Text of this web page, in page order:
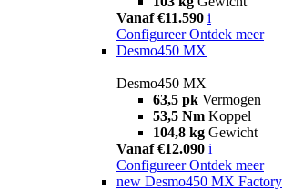
Vanaf €11.590 i
Configureer Ontdek meer
Desmo450 MX
Desmo450 MX
63,5 pk Vermogen
53,5 Nm Koppel
104,8 kg Gewicht
Vanaf €12.090 i
Configureer Ontdek meer
new Desmo450 MX Factory